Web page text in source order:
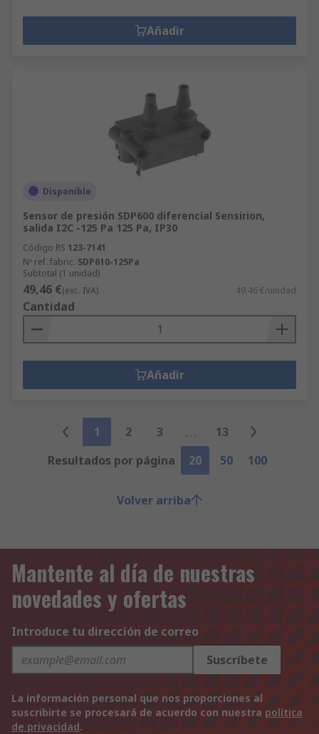
Añadir
Disponible
Sensor de presión SDP600 diferencial Sensirion,
salida I2C -125 Pa 125 Pa, IP30
Código RS 123-7141
Nº ref. fabric. SDP610-125Pa
Subtotal (1 unidad)
49,46 €(exc. IVA) 49,46 €/unidad
Cantidad
Añadir
1 2 3
13
Resultados por página
20 50 100
Volver arriba
Mantente al día de nuestras
novedades y ofertas
Introduce tu dirección de correo
Suscríbete
La información personal que nos proporciones al
suscribirte se procesará de acuerdo con nuestra política
de privacidad.